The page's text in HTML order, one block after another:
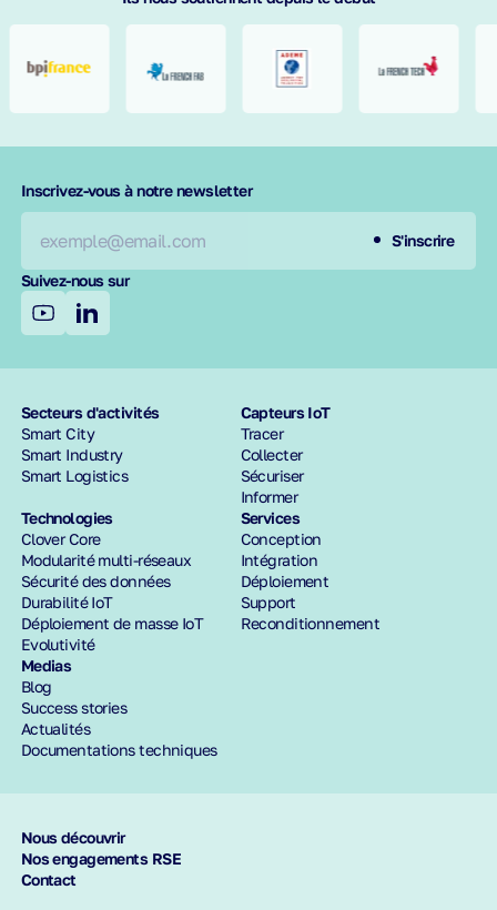
Inscrivez-vous à notre newsletterrequis
S'inscrire
Suivez-nous sur
Secteurs d'activités
Smart City
Smart Industry
Smart Logistics
Capteurs IoT
Tracer
Collecter
Sécuriser
Informer
Technologies
Clover Core
Modularité multi-réseaux
Sécurité des données
Durabilité IoT
Déploiement de masse IoT
Evolutivité
Services
Conception
Intégration
Déploiement
Support
Reconditionnement
Medias
Blog
Success stories
Actualités
Documentations techniques
Nous découvrir
Nos engagements RSE
Contact